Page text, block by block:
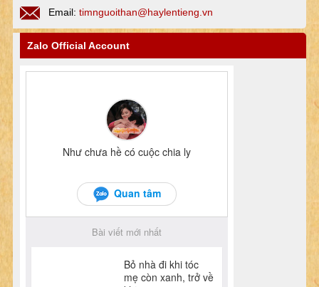
Email: timnguoithan@haylentieng.vn
Zalo Official Account